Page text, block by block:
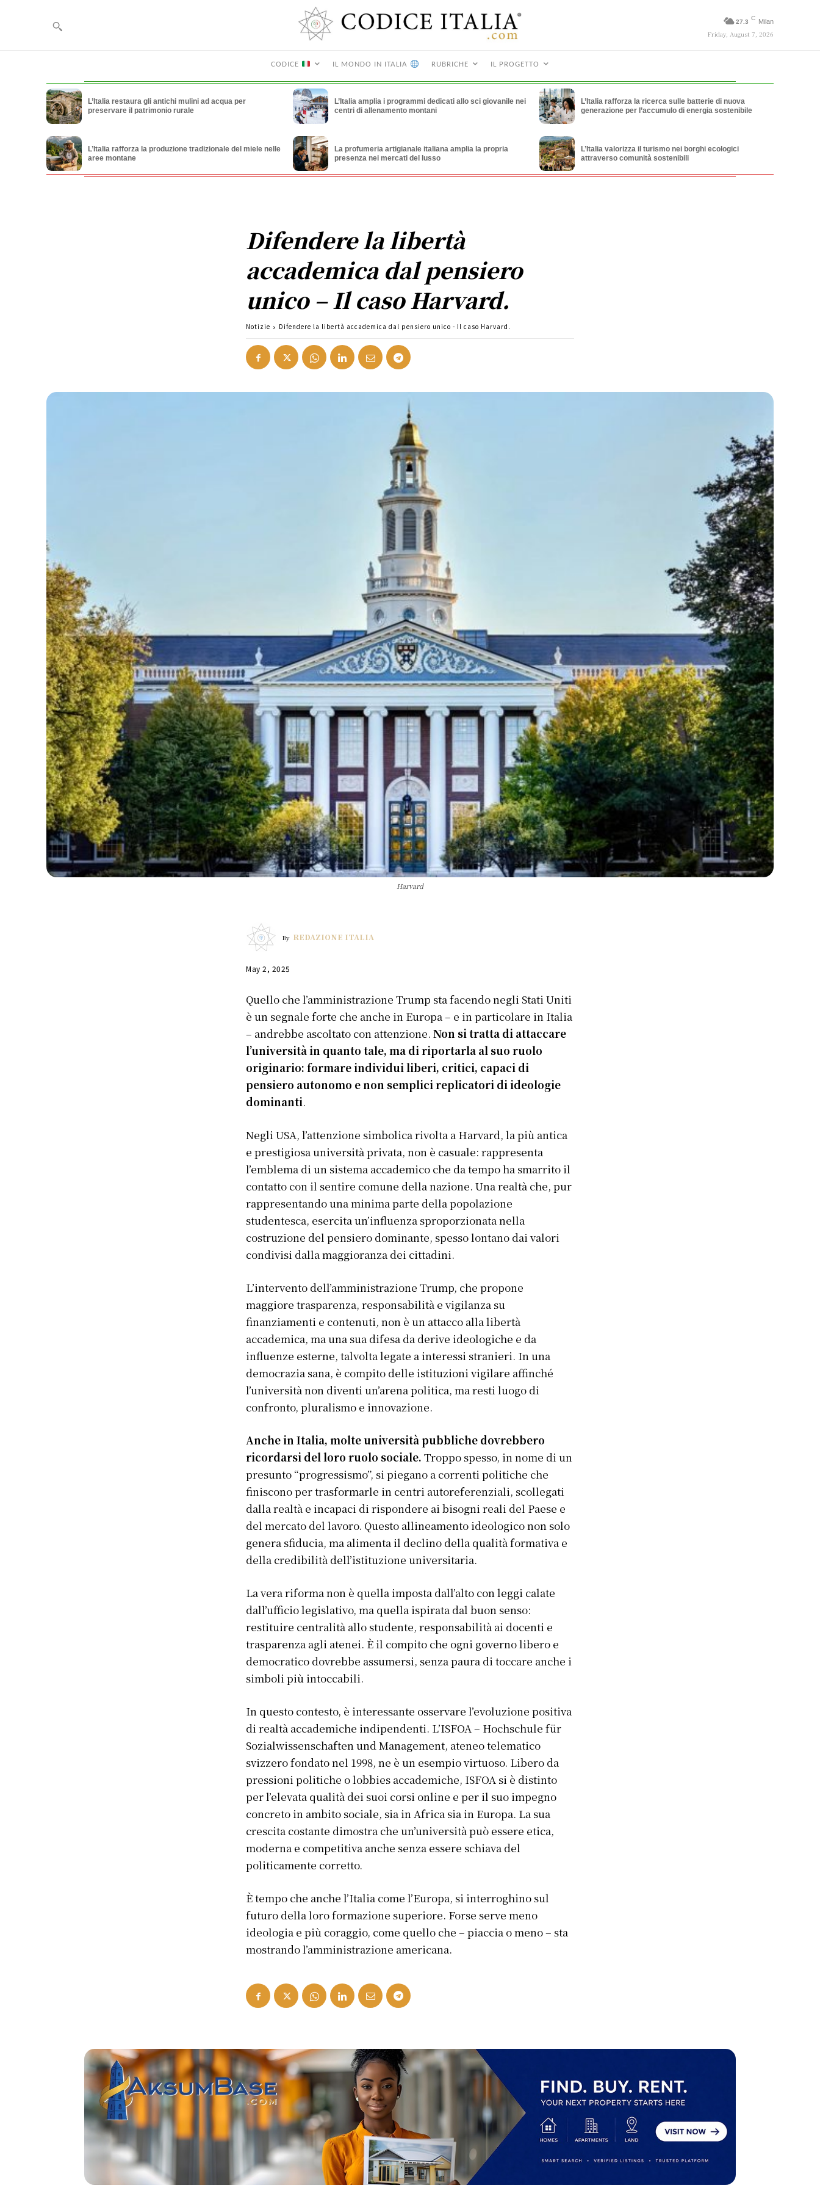
27.3
C Milan
Friday, August 7, 2026
CODICE IL MONDO IN ITALIA RUBRICHE IL PROGETTO
L’Italia restaura gli antichi mulini ad acqua per
preservare il patrimonio rurale
L’Italia amplia i programmi dedicati allo sci giovanile nei
centri di allenamento montani
L’Italia rafforza la ricerca sulle batterie di nuova
generazione per l’accumulo di energia sostenibile
L’Italia rafforza la produzione tradizionale del miele nelle
aree montane
La profumeria artigianale italiana amplia la propria
presenza nei mercati del lusso
L’Italia valorizza il turismo nei borghi ecologici
attraverso comunità sostenibili
Difendere la libertà
accademica dal pensiero
unico – Il caso Harvard.
Notizie Difendere la libertà accademica dal pensiero unico - Il caso Harvard.
Harvard
By REDAZIONE ITALIA
May 2, 2025
Quello che l’amministrazione Trump sta facendo negli Stati Uniti
è un segnale forte che anche in Europa – e in particolare in Italia
– andrebbe ascoltato con attenzione.Non si tratta di attaccare
l’università in quanto tale, ma di riportarla al suo ruolo
originario: formare individui liberi, critici, capaci di
pensiero autonomo e non semplici replicatori di ideologie
dominanti.
Negli USA, l’attenzione simbolica rivolta a Harvard, la più antica
e prestigiosa università privata, non è casuale: rappresenta
l’emblema di un sistema accademico che da tempo ha smarrito il
contatto con il sentire comune della nazione. Una realtà che, pur
rappresentando una minima parte della popolazione
studentesca, esercita un’influenza sproporzionata nella
costruzione del pensiero dominante, spesso lontano dai valori
condivisi dalla maggioranza dei cittadini.
L’intervento dell’amministrazione Trump, che propone
maggiore trasparenza, responsabilità e vigilanza su
finanziamenti e contenuti, non è un attacco alla libertà
accademica, ma una sua difesa da derive ideologiche e da
influenze esterne, talvolta legate a interessi stranieri. In una
democrazia sana, è compito delle istituzioni vigilare affinché
l’università non diventi un’arena politica, ma resti luogo di
confronto, pluralismo e innovazione.
Anche in Italia, molte università pubbliche dovrebbero
ricordarsi del loro ruolo sociale. Troppo spesso, in nome di un
presunto “progressismo”, si piegano a correnti politiche che
finiscono per trasformarle in centri autoreferenziali, scollegati
dalla realtà e incapaci di rispondere ai bisogni reali del Paese e
del mercato del lavoro. Questo allineamento ideologico non solo
genera sfiducia, ma alimenta il declino della qualità formativa e
della credibilità dell’istituzione universitaria.
La vera riforma non è quella imposta dall’alto con leggi calate
dall’ufficio legislativo, ma quella ispirata dal buon senso:
restituire centralità allo studente, responsabilità ai docenti e
trasparenza agli atenei. È il compito che ogni governo libero e
democratico dovrebbe assumersi, senza paura di toccare anche i
simboli più intoccabili.
In questo contesto, è interessante osservare l’evoluzione positiva
di realtà accademiche indipendenti. L’ISFOA – Hochschule für
Sozialwissenschaften und Management, ateneo telematico
svizzero fondato nel 1998, ne è un esempio virtuoso. Libero da
pressioni politiche o lobbies accademiche, ISFOA si è distinto
per l’elevata qualità dei suoi corsi online e per il suo impegno
concreto in ambito sociale, sia in Africa sia in Europa. La sua
crescita costante dimostra che un’università può essere etica,
moderna e competitiva anche senza essere schiava del
politicamente corretto.
È tempo che anche l’Italia come l’Europa, si interroghino sul
futuro della loro formazione superiore. Forse serve meno
ideologia e più coraggio, come quello che – piaccia o meno – sta
mostrando l’amministrazione americana.